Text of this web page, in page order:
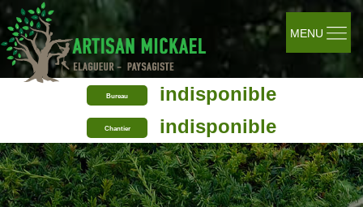
Bureau indisponible
Chantier indisponible
MENU